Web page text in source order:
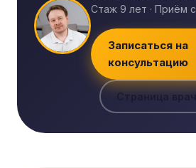
Стаж 9 лет · Приём
Записаться на
консультацию
Страница